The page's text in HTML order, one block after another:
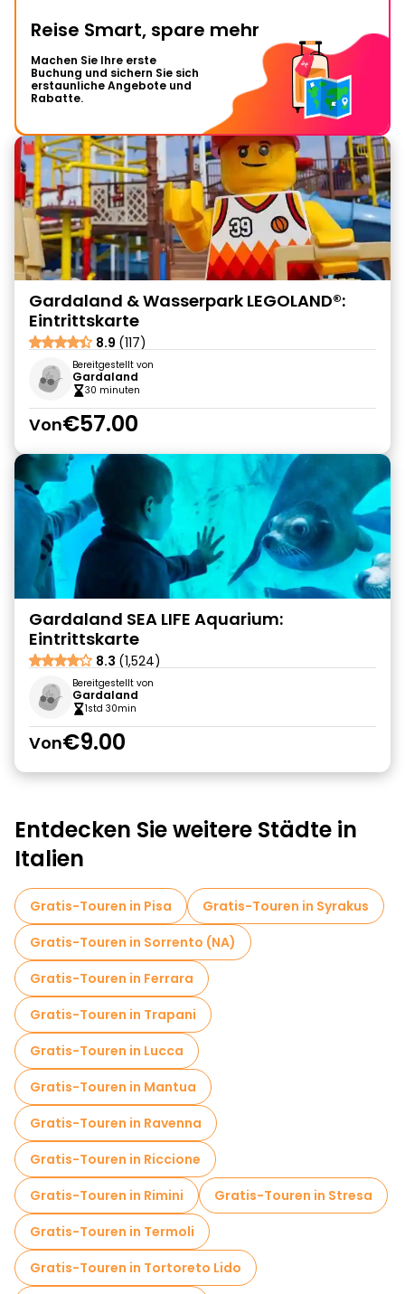
Reise Smart, spare mehr
Machen Sie Ihre erste
Buchung und sichern Sie sich
erstaunliche Angebote und
Rabatte.
Gardaland & Wasserpark LEGOLAND®:
Eintrittskarte
8.9 (117)
Bereitgestellt von
Gardaland
30 minuten
Von€57.00
Gardaland SEA LIFE Aquarium:
Eintrittskarte
8.3 (1,524)
Bereitgestellt von
Gardaland
1std 30min
Von€9.00
Entdecken Sie weitere Städte in
Italien
Gratis-Touren in Pisa
Gratis-Touren in Syrakus
Gratis-Touren in Sorrento (NA)
Gratis-Touren in Ferrara
Gratis-Touren in Trapani
Gratis-Touren in Lucca
Gratis-Touren in Mantua
Gratis-Touren in Ravenna
Gratis-Touren in Riccione
Gratis-Touren in Rimini
Gratis-Touren in Stresa
Gratis-Touren in Termoli
Gratis-Touren in Tortoreto Lido